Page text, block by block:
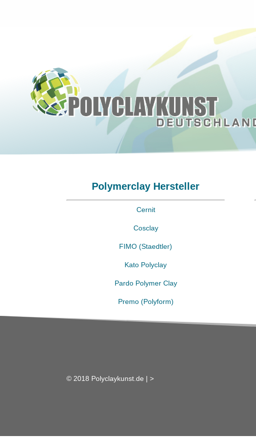
Polymerclay Hersteller
Cernit
Cosclay
FIMO (Staedtler)
Kato Polyclay
Pardo Polymer Clay
Premo (Polyform)
© 2018 Polyclaykunst.de |>